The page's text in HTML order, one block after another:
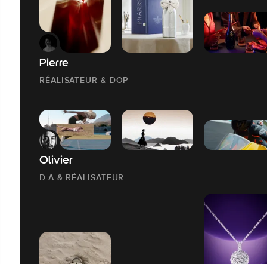
Pierre
RÉALISATEUR & DOP
Olivier
D.A & RÉALISATEUR